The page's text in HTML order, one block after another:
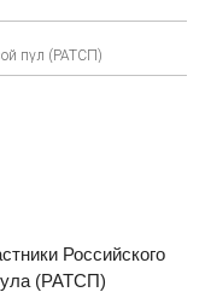
пул (РАТСП)
Российского
(РАТСП)